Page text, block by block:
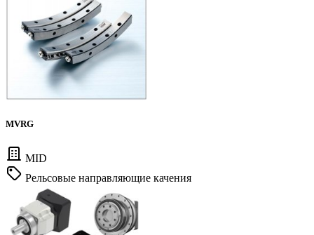
MVRG
MID
Рельсовые направляющие качения